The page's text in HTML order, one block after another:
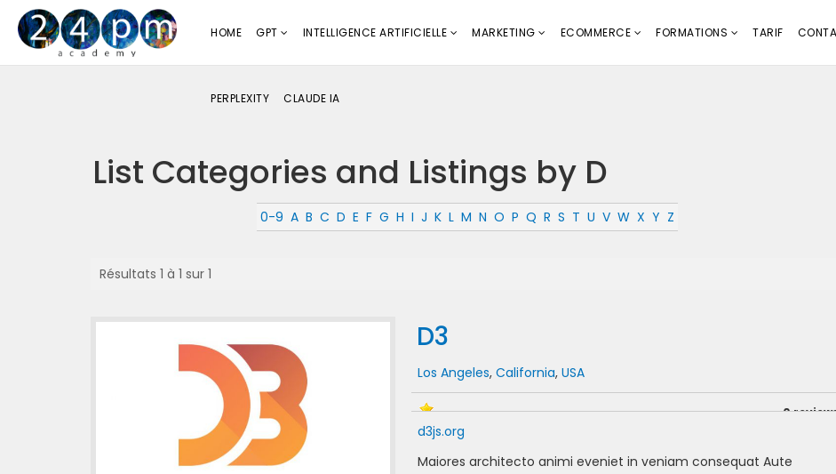
HOME GPT INTELLIGENCE ARTIFICIELLE MARKETING ECOMMERCE FORMATIONS TARIF
PERPLEXITY CLAUDE IA
List Categories and Listings by D
0-9 A B C D E F G H I J K L M N O P Q R S T U V W X Y Z
Résultats 1 à 1 sur 1
D3
Los Angeles, California, USA
0
d3js.org
Maiores architecto animi eveniet in veniam consequat Aute